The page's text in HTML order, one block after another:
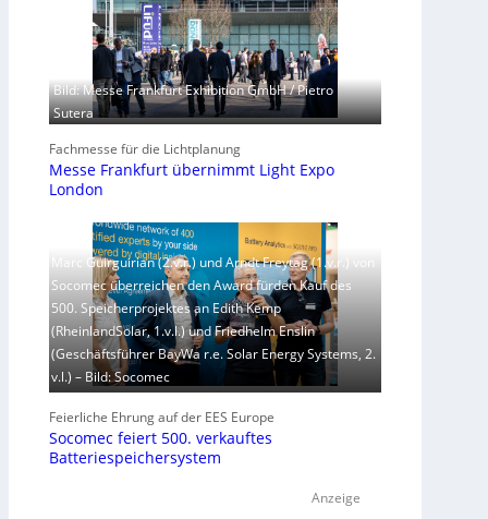
Bild: Messe Frankfurt Exhibition GmbH / Pietro
Sutera
Fachmesse für die Lichtplanung
Messe Frankfurt übernimmt Light Expo
London
Marc Guirguirian (2.v.r.) und Arndt Freytag (1.v.r.) von
Socomec überreichen den Award fürden Kauf des
500. Speicherprojektes an Edith Kemp
(RheinlandSolar, 1.v.l.) und Friedhelm Enslin
(Geschäftsführer BayWa r.e. Solar Energy Systems, 2.
v.l.) – Bild: Socomec
Feierliche Ehrung auf der EES Europe
Socomec feiert 500. verkauftes
Batteriespeichersystem
Anzeige